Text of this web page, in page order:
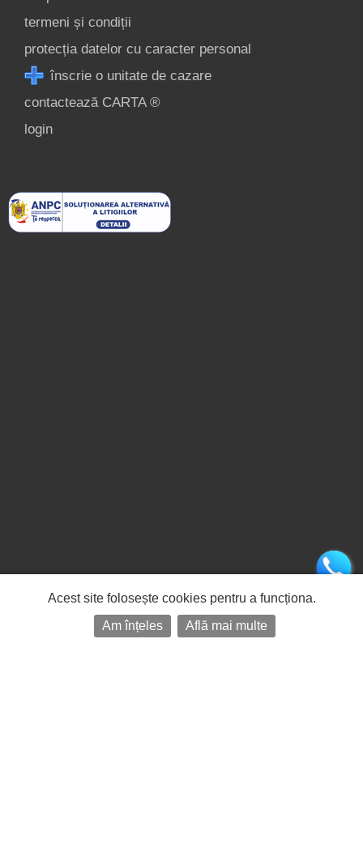
termeni și condiții
protecția datelor cu caracter personal
înscrie o unitate de cazare
contactează CARTA ®
login
Acest site folosește cookies pentru a funcționa.
Am înțeles
Află mai multe